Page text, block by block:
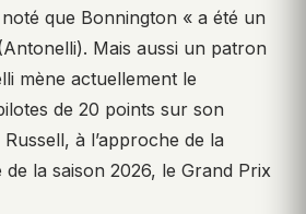
que Bonnington « a été un
Mais aussi un patron
mène actuellement le
de 20 points sur son
à l’approche de la
de la saison 2026, le Grand Prix